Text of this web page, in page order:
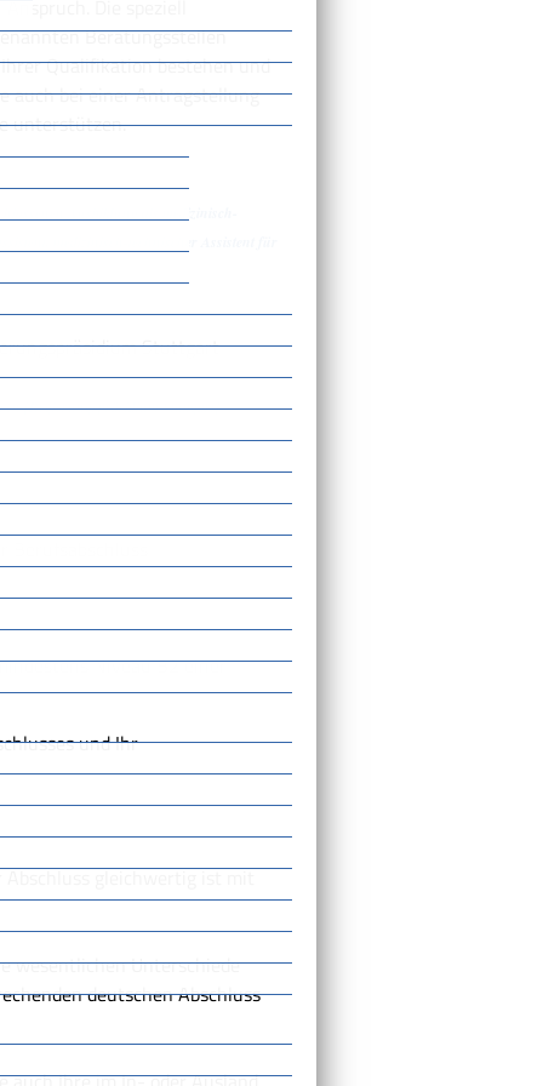
Die speziell
Beratungsstellen
Qualifikation bestehen und
auch bei einer Antragstellung
unterstützen.
Ausbildung als medizinisch-
medizinisch-technischer Assistent für
Stuttgart
[Regierungspräsidium Stuttgart]
Niveau B2 einer
und Ihr
gleichwertig ist mit
wesentlichen Unterschiede
deutschen Abschluss